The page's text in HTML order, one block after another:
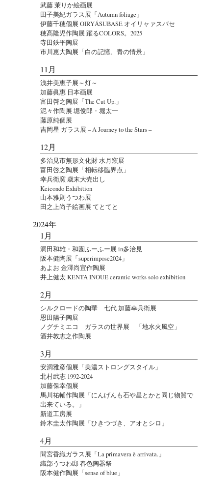
武藤 茉りか絵画展
田子美紀ガラス展「Autumn foliage」
伊藤千穂個展 OIRYÁSUBASE オイリャァスバセ
穂髙隆児作陶展 躍るCOLORS。2025
寺田鉄平陶展
市川恵大陶展「白の記憶、青の情景」
11月
浅井美恵子展～灯～
加藤眞惠 日本画展
富田啓之陶展「The Cut Up.」
泥々作陶展 堀俊郎・堀太一
藤原純個展
吉岡星 ガラス展 – A Journey to the Stars –
12月
多治見市無形文化財 水月窯展
富田啓之陶展「相転移臨界点」
幸兵衛窯 歳末大売出し
Keicondo Exhibition
山本雅則うつわ展
田之上尚子絵画展 てとてと
2024年
1月
洞田和雄・和園ふーふー展 in多治見
阪本健陶展「superimpose2024」
あよお 金澤尚宜作陶展
井上健太 KENTA INOUE ceramic works solo exhibition
2月
シルクロードの陶華 七代 加藤幸兵衛展
恩田陽子陶展
ノグチミエコ ガラスの世界展 「地水火風空」
酒井敦志之作陶展
3月
安洞雅彦個展「美濃ストロングスタイル」
北村武志 1992-2024
加藤保幸個展
馬川祐輔作陶展「にんげんも石や星とかと同じ物質で
出来ている。」
新道工房展
鈴木圭太作陶展「ひきつづき、アオとシロ」
4月
間宮香織ガラス展「La primavera è arrivata.」
織部うつわ邸 春色陶器祭
阪本健作陶展「sense of blue」